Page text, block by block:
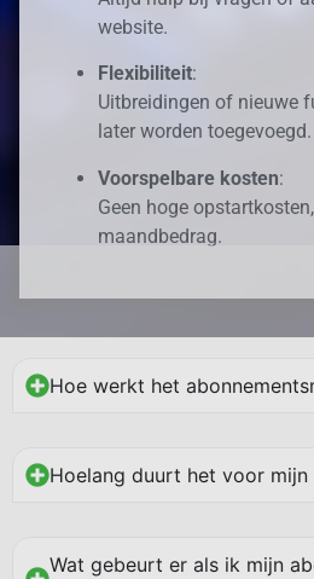
website.
Flexibiliteit:
Uitbreidingen of nieuwe
later worden toegevoegd.
Voorspelbare kosten:
Geen hoge
maandbedrag.
Hoe werkt het
Hoelang duurt het voor
Wat gebeurt er als ik mijn